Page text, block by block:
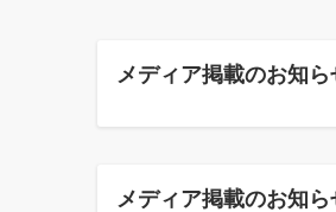
メディア掲載のお知
メディア掲載のお知